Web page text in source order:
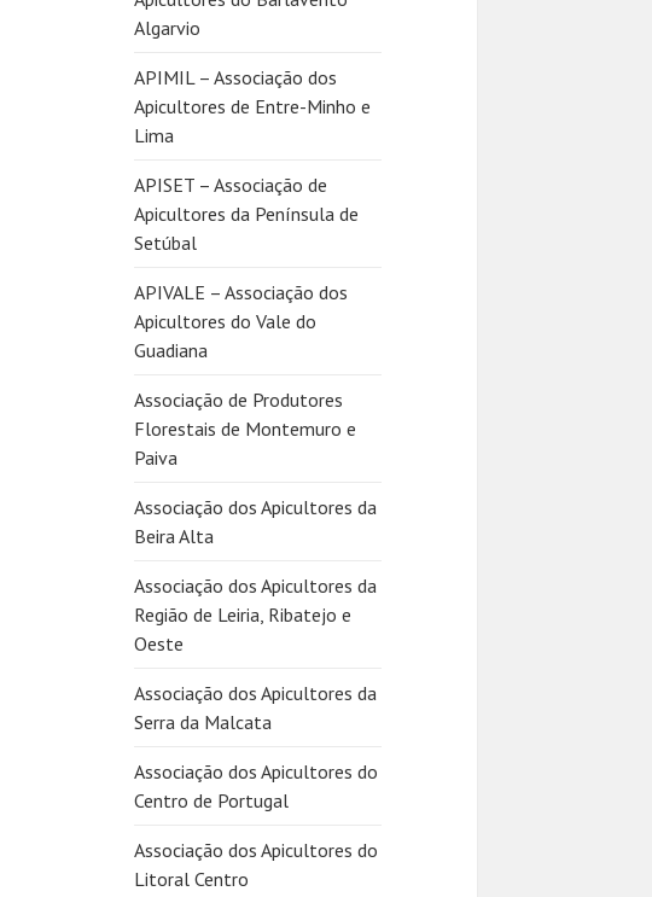
Algarvio
APIMIL – Associação dos
Apicultores de Entre-Minho e
Lima
APISET – Associação de
Apicultores da Península de
Setúbal
APIVALE – Associação dos
Apicultores do Vale do
Guadiana
Associação de Produtores
Florestais de Montemuro e
Paiva
Associação dos Apicultores da
Beira Alta
Associação dos Apicultores da
Região de Leiria, Ribatejo e
Oeste
Associação dos Apicultores da
Serra da Malcata
Associação dos Apicultores do
Centro de Portugal
Associação dos Apicultores do
Litoral Centro